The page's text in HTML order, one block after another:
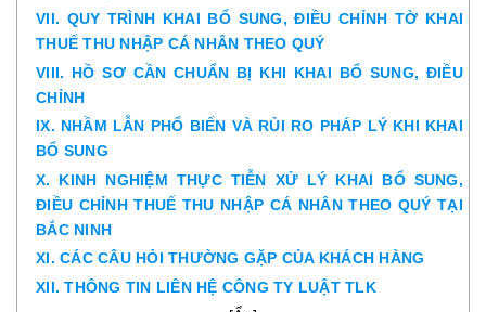
VII. QUY TRÌNH KHAI BỔ SUNG, ĐIỀU CHỈNH TỜ KHAI
THUẾ THU NHẬP CÁ NHÂN THEO QUÝ
VIII. HỒ SƠ CẦN CHUẨN BỊ KHI KHAI BỔ SUNG, ĐIỀU
CHỈNH
IX. NHẦM LẪN PHỔ BIẾN VÀ RỦI RO PHÁP LÝ KHI KHAI
BỔ SUNG
X. KINH NGHIỆM THỰC TIỄN XỬ LÝ KHAI BỔ SUNG,
ĐIỀU CHỈNH THUẾ THU NHẬP CÁ NHÂN THEO QUÝ TẠI
BẮC NINH
XI. CÁC CÂU HỎI THƯỜNG GẶP CỦA KHÁCH HÀNG
XII. THÔNG TIN LIÊN HỆ CÔNG TY LUẬT TLK